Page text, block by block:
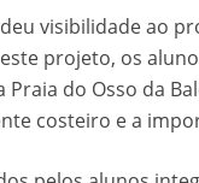
visibilidade ao
projeto, os
do Osso da
costeiro e a